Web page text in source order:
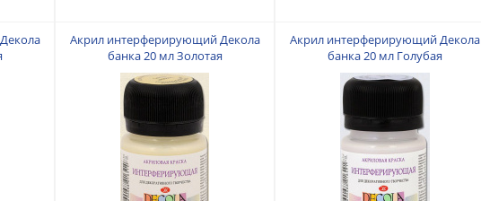
Акрил интерферирующий Декола
банка 20 мл Золотая
Акрил интерферирующий Декола
банка 20 мл Голубая